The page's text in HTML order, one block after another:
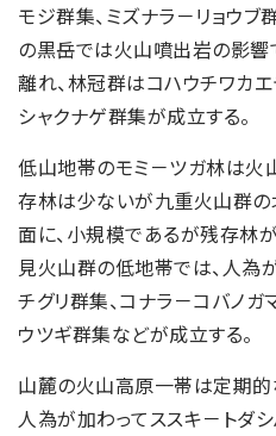
モジ群集、ミズナラ－リョウ
の黒岳では火山噴出岩の影響
離れ、林冠群はコハウチワカ
シャクナゲ群集が成立する。
低山地帯のモミ－ツガ林は火
存林は少ないが九重火山群
面に、小規模であるが残存林
見火山群の低地帯では、人為
チグリ群集、コナラ－コバノガ
ウツギ群集などが成立する。
山麓の火山高原一帯は定期的
人為が加わってススキ－トダ